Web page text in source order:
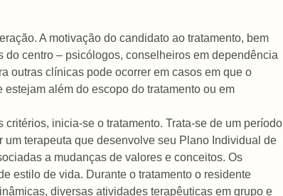
A motivação do candidato ao tratamento, bem
centro – psicólogos, conselheiros em dependência
outras clínicas pode ocorrer em casos em que o
além do escopo do tratamento ou em
inicia-se o tratamento. Trata-se de um período
um terapeuta que desenvolve seu Plano Individual de
a mudanças de valores e conceitos. Os
estilo de vida. Durante o tratamento o residente
diversas atividades terapêuticas em grupo e